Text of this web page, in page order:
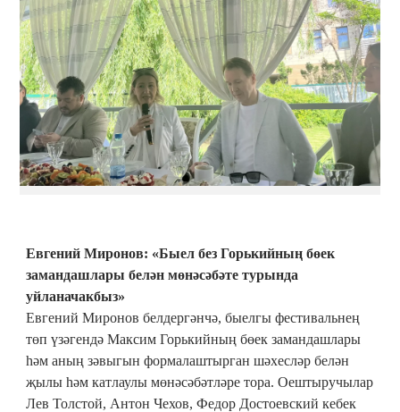
Евгений Миронов: «Быел без Горькийның бөек
замандашлары белән мөнәсәбәте турында
уйланачакбыз»
Евгений Миронов белдергәнчә, быелгы фестивальнең
төп үзәгендә Максим Горькийның бөек замандашлары
һәм аның зәвыгын формалаштырган шәхесләр белән
җылы һәм катлаулы мөнәсәбәтләре тора. Оештыручылар
Лев Толстой, Антон Чехов, Федор Достоевский кебек